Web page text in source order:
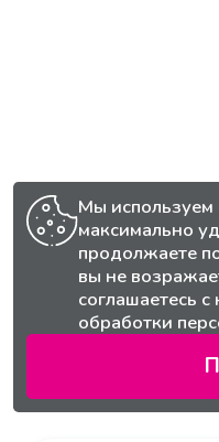
Мы используем
максимально
продолжаете
вы не
соглашаетесь
обработки